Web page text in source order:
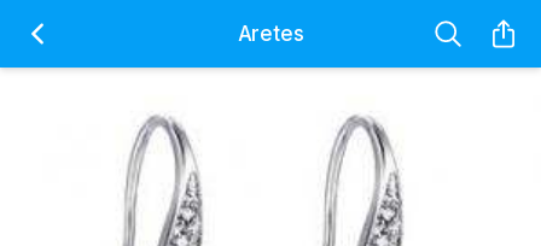
Aretes